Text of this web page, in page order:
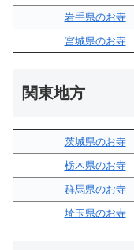
岩手県のお寺
宮城県のお寺
関東地方
茨城県のお寺
栃木県のお寺
群馬県のお寺
埼玉県のお寺